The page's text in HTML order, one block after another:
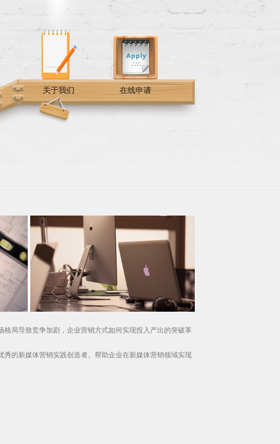
关于我们 在线申请
局导致竞争加剧，企业营销方式如何实现投入产出的突破革
的新媒体营销实践创造者。帮助企业在新媒体营销领域实现